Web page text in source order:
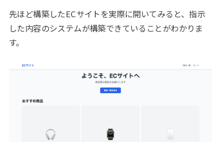
先ほど構築したECサイトを実際に開いてみると、指示
した内容のシステムが構築できていることがわかりま
す。